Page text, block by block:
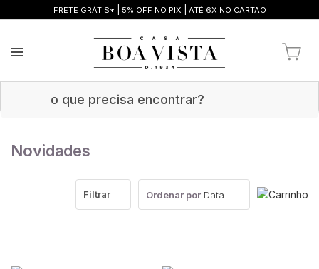
FRETE GRÁTIS* 5% OFF NO PIX ATÉ 6X NO CARTÃO
Novidades
Filtrar Ordenar por Data